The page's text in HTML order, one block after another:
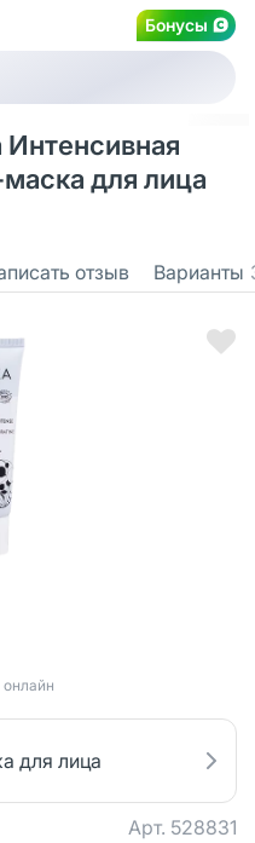
Бонусы
для лица
отзыв Варианты
для лица
Арт. 528831